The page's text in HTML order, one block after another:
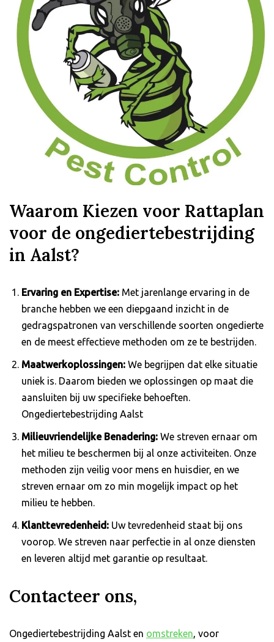
Waarom Kiezen voor Rattaplan
voor de ongediertebestrijding
in Aalst?
Ervaring en Expertise: Met jarenlange ervaring in de
branche hebben we een diepgaand inzicht in de
gedragspatronen van verschillende soorten ongedierte
en de meest effectieve methoden om ze te bestrijden.
Maatwerkoplossingen: We begrijpen dat elke situatie
uniek is. Daarom bieden we oplossingen op maat die
aansluiten bij uw specifieke behoeften.
Ongediertebestrijding Aalst
Milieuvriendelijke Benadering: We streven ernaar om
het milieu te beschermen bij al onze activiteiten. Onze
methoden zijn veilig voor mens en huisdier, en we
streven ernaar om zo min mogelijk impact op het
milieu te hebben.
Klanttevredenheid: Uw tevredenheid staat bij ons
voorop. We streven naar perfectie in al onze diensten
en leveren altijd met garantie op resultaat.
Contacteer ons,
Ongediertebestrijding Aalst en omstreken, voor